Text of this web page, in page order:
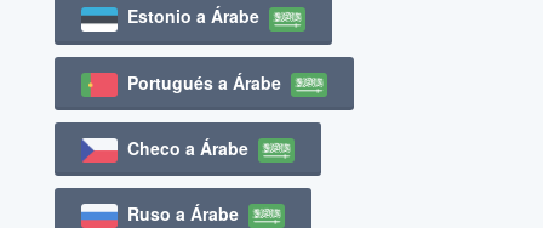
Estonio a Árabe
Portugués a Árabe
Checo a Árabe
Ruso a Árabe